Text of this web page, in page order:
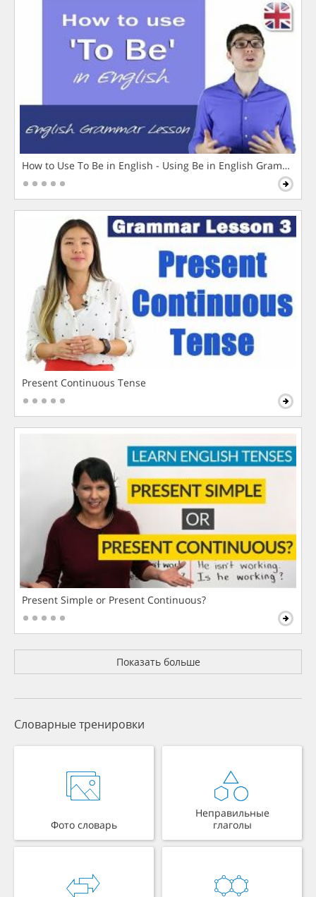
How to Use To Be in English - Using Be in English Grammar
Present Continuous Tense
Present Simple or Present Continuous?
Показать больше
Словарные тренировки
Фото словарь
Неправильные
глаголы